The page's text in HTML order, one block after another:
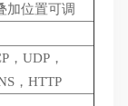
加位置可调
，UDP，
，HTTP